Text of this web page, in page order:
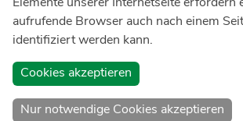
+49 228287 0
Spenden Sie online an das
aufrufende Browser auch nach einem
identifiziert werden kann.
Cookies akzeptieren
Nur notwendige Cookies akzeptieren